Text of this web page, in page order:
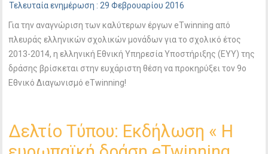
Τελευταία ενημέρωση : 29 Φεβρουαρίου 2016
Για την αναγνώριση των καλύτερων έργων eTwinning από
πλευράς ελληνικών σχολικών μονάδων για το σχολικό έτος
2013-2014, η ελληνική Εθνική Υπηρεσία Υποστήριξης (ΕΥΥ) της
δράσης βρίσκεται στην ευχάριστη θέση να προκηρύξει τον 9o
Εθνικό Διαγωνισμό eTwinning!
Δελτίο Τύπου: Εκδήλωση « Η